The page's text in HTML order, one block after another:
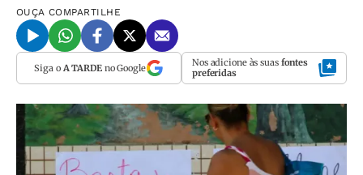
OUÇA COMPARTILHE
Siga o A TARDEno Google Nos adicione às suas fontes
preferidas